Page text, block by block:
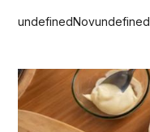
undefinedNovundefined